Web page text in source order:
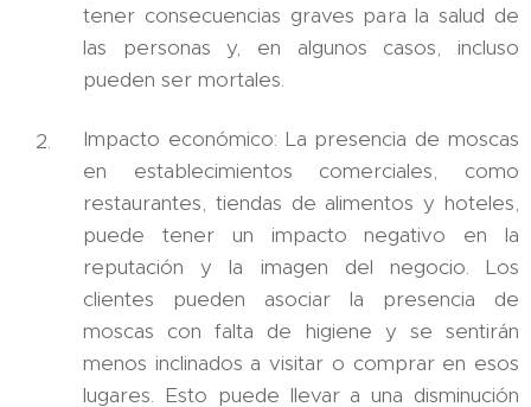
tener consecuencias graves para la salud de
las personas y, en algunos casos, incluso
pueden ser mortales.
Impacto económico: La presencia de moscas
en establecimientos comerciales, como
restaurantes, tiendas de alimentos y hoteles,
puede tener un impacto negativo en la
reputación y la imagen del negocio. Los
clientes pueden asociar la presencia de
moscas con falta de higiene y se sentirán
menos inclinados a visitar o comprar en esos
lugares. Esto puede llevar a una disminución